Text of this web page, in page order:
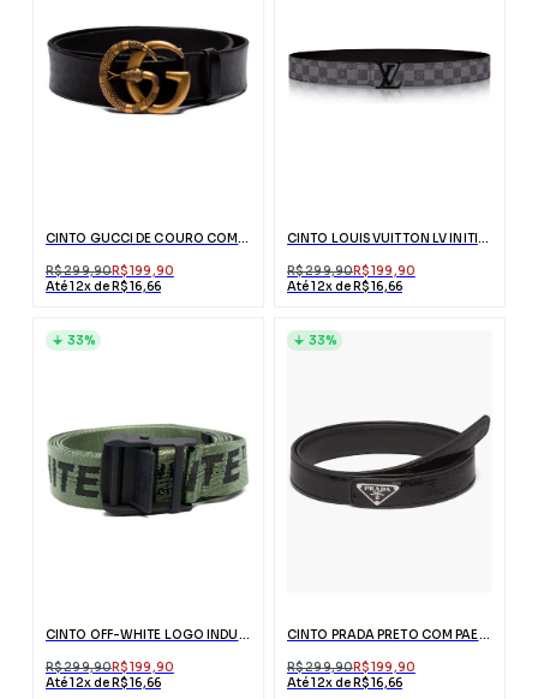
CINTO GUCCI DE COURO COM FIVELA DUPLO G DE COBRA
R$ 299,90R$ 199,90
Até 12x de R$ 16,66
CINTO LOUIS VUITTON LV INITIALES PRETO
R$ 299,90R$ 199,90
Até 12x de R$ 16,66
CINTO OFF-WHITE LOGO INDUSTRIAL VERDE
R$ 299,90R$ 199,90
Até 12x de R$ 16,66
33%
CINTO PRADA PRETO COM PAETÊS
R$ 299,90R$ 199,90
Até 12x de R$ 16,66
33%